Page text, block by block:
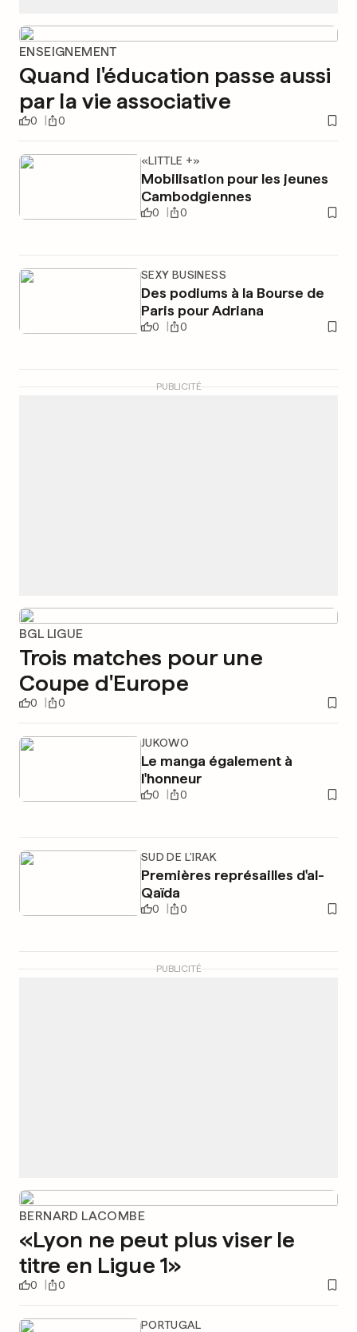
ENSEIGNEMENT
Quand l'éducation passe aussi
par la vie associative
0 0
«LITTLE +»
Mobilisation pour les jeunes
Cambodgiennes
0 0
SEXY BUSINESS
Des podiums à la Bourse de
Paris pour Adriana
0 0
PUBLICITÉ
BGL LIGUE
Trois matches pour une
Coupe d'Europe
0 0
JUKOWO
Le manga également à
l'honneur
0 0
SUD DE L'IRAK
Premières représailles d'al-
Qaïda
0 0
PUBLICITÉ
BERNARD LACOMBE
«Lyon ne peut plus viser le
titre en Ligue 1»
0 0
PORTUGAL